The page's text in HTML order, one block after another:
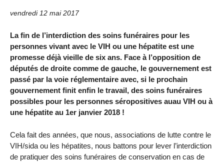
vendredi 12 mai 2017
La fin de l’interdiction des soins funéraires pour les
personnes vivant avec le VIH ou une hépatite est une
promesse déjà vieille de six ans. Face à l’opposition de
députés de droite comme de gauche, le gouvernement est
passé par la voie réglementaire avec, si le prochain
gouvernement finit enfin le travail, des soins funéraires
possibles pour les personnes séropositives auau VIH ou à
une hépatite au 1er janvier 2018 !
Cela fait des années, que nous, associations de lutte contre le
VIH/sida ou les hépatites, nous battons pour lever l’interdiction
de pratiquer des soins funéraires de conservation en cas de